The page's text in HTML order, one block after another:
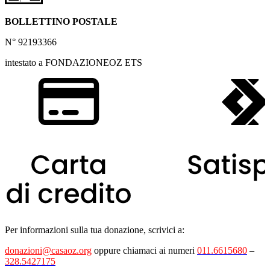
BOLLETTINO POSTALE
N° 92193366
intestato a FONDAZIONEOZ ETS
Per informazioni sulla tua donazione, scrivici a:
donazioni@casaoz.org oppure chiamaci ai numeri 011.6615680 –
328.5427175